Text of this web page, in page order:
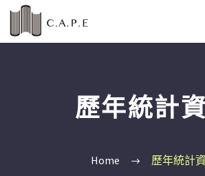
歷年統計
Home 歷年統計